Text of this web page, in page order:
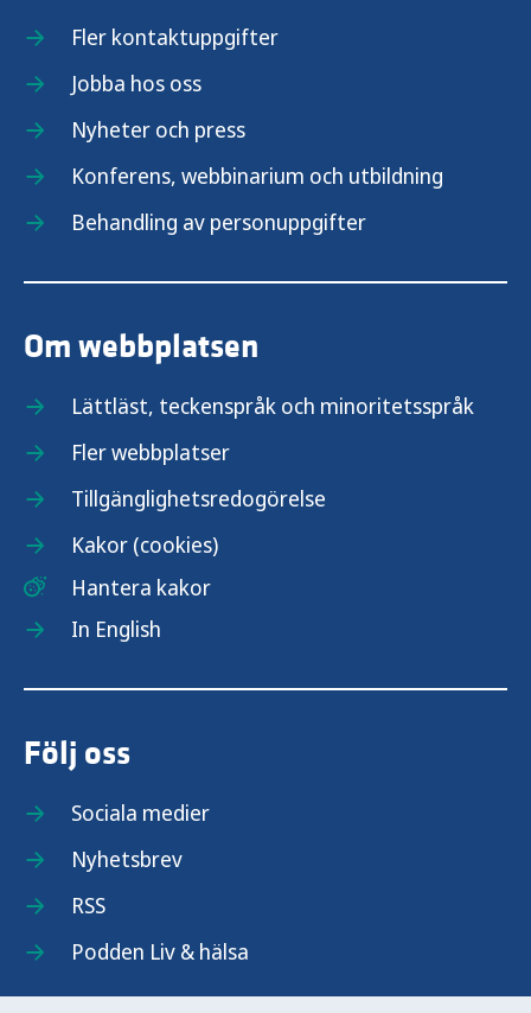
Fler kontaktuppgifter
Jobba hos oss
Nyheter och press
Konferens, webbinarium och utbildning
Behandling av personuppgifter
Om webbplatsen
Lättläst, teckenspråk och minoritetsspråk
Fler webbplatser
Tillgänglighetsredogörelse
Kakor (cookies)
Hantera kakor
In English
Följ oss
Sociala medier
Nyhetsbrev
RSS
Podden Liv & hälsa